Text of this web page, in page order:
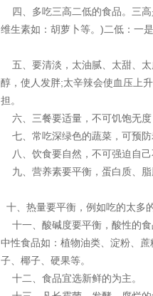
四、多吃三高二低的食品。三高
维生素如：胡萝卜等。)二低：一
五、要清淡，太油腻、太甜、太
醇，使人发胖;太辛辣会使血压上
担。
六、三餐要适量，不可饥饱无度
七、常吃深绿色的蔬菜，可预防
八、饮食要自然，不可强迫自己
九、营养素要平衡，蛋白质、脂
十、热量要平衡，例如吃的太多
十一、酸碱度要平衡，酸性的食
中性食品如：植物油类、淀粉、
子、椰子、硬果等。
十二、食品宜选新鲜的为主。